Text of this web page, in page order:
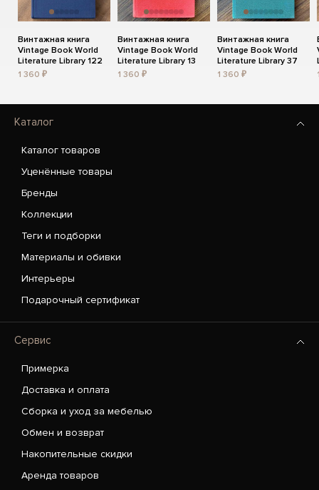
Винтажная книга
Vintage Book World
Literature Library 122
1 360 ₽
Винтажная книга
Vintage Book World
Literature Library 13
1 360 ₽
Винтажная книга
Vintage Book World
Literature Library 37
1 360 ₽
Каталог
Каталог товаров
Уценённые товары
Бренды
Коллекции
Теги и подборки
Материалы и обивки
Интерьеры
Подарочный сертификат
Сервис
Примерка
Доставка и оплата
Сборка и уход за мебелью
Обмен и возврат
Накопительные скидки
Аренда товаров